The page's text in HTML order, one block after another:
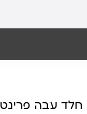
חלד עבה פרינט